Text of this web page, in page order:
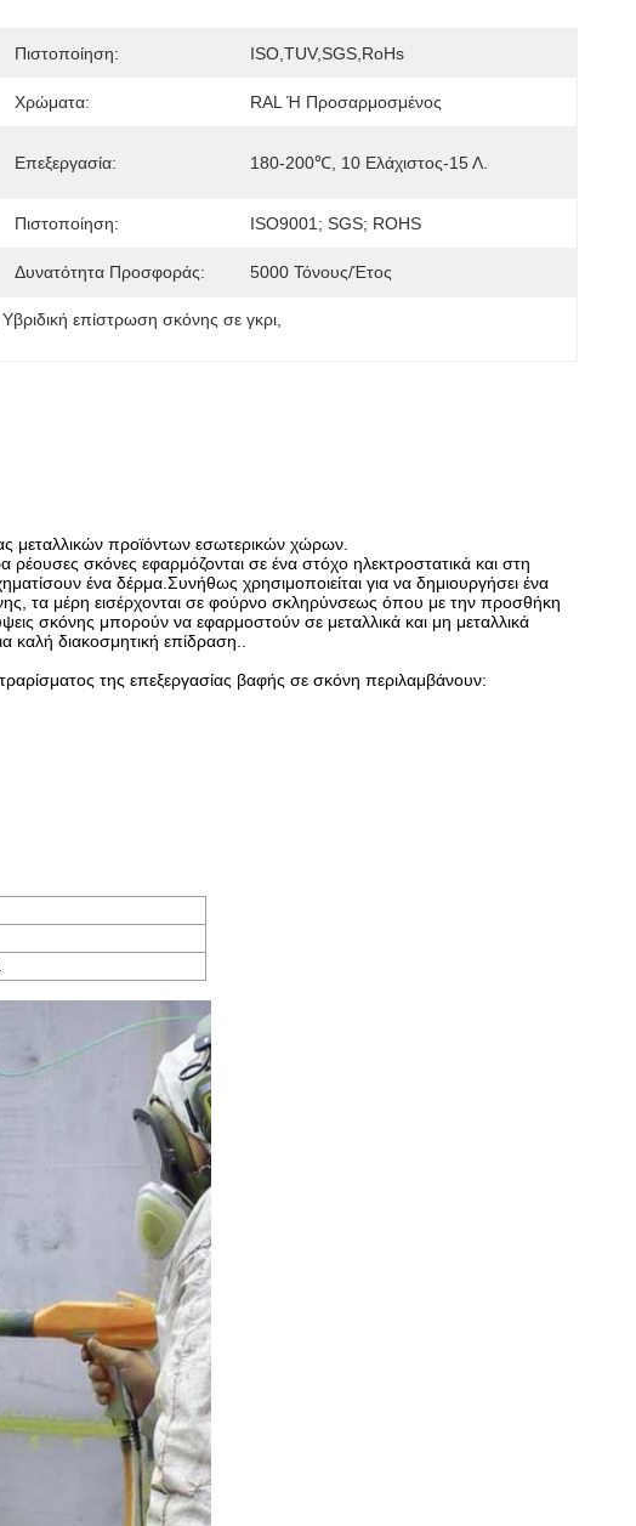
Πιστοποίηση: ISO,TUV,SGS,RoHs
Χρώματα: RAL Ή Προσαρμοσμένος
Επεξεργασία: 180-200℃, 10 Ελάχιστος-15 Λ.
Πιστοποίηση: ISO9001; SGS; ROHS
Δυνατότητα Προσφοράς: 5000 Τόνους/έτος
, Υβριδική επίστρωση σκόνης σε γκρι
μεταλλικών προϊόντων εσωτερικών χώρων.
ρέουσες σκόνες εφαρμόζονται σε ένα στόχο ηλεκτροστατικά και στη
ένα δέρμα.Συνήθως χρησιμοποιείται για να δημιουργήσει ένα
τα μέρη εισέρχονται σε φούρνο σκληρύνσεως όπου με την προσθήκη
σκόνης μπορούν να εφαρμοστούν σε μεταλλικά και μη μεταλλικά
καλή διακοσμητική επίδραση..
της επεξεργασίας βαφής σε σκόνη περιλαμβάνουν: